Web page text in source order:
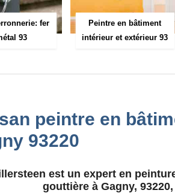
fer
93
Peintre en bâtiment
intérieur et extérieur 93
peintre en
93220
est un expert en
gouttière à Gagny,